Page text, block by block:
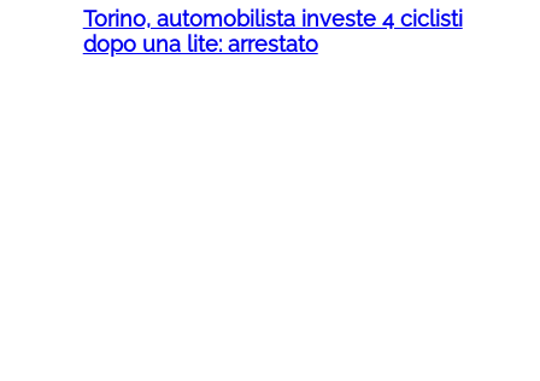
Torino, automobilista investe 4 ciclisti
dopo una lite: arrestato